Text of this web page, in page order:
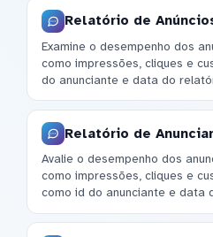
Relatório de
Examine o desempenho dos
como impressões, cliques e
do anunciante e data do
Relatório de
Avalie o desempenho dos
como impressões, cliques e
como id do anunciante e data